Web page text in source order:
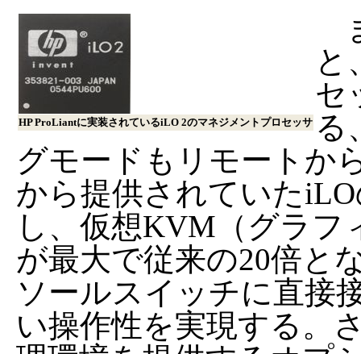
HP ProLiantに実装されているiLO 2のマネジメントプロセッサ
と
セ
る
グモードもリモートか
から提供されていた
し、仮想KVM（グラフ
が最大で従来の20倍と
ソールスイッチに直接
い操作性を実現する。